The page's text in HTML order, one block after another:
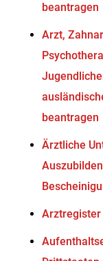
beantragen
Arzt,
beantragen
Ärztliche
Arztregister